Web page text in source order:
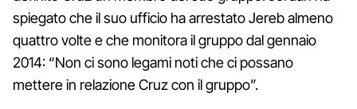
spiegato che il suo ufficio ha arrestato Jereb almeno
quattro volte e che monitora il gruppo dal gennaio
2014: “Non ci sono legami noti che ci possano
mettere in relazione Cruz con il gruppo”.